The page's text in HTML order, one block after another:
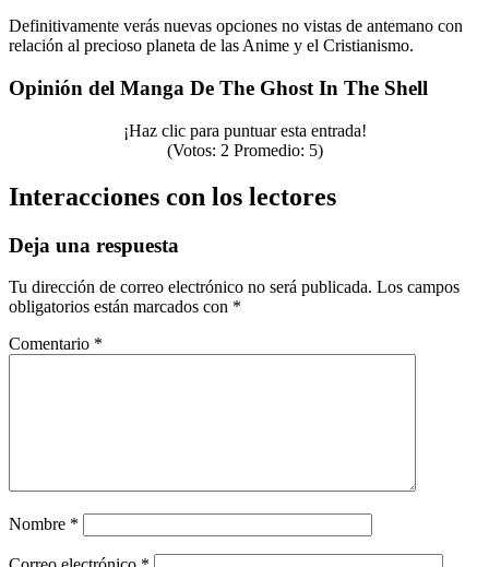
Definitivamente verás nuevas opciones no vistas de antemano con
relación al precioso planeta de las Anime y el Cristianismo.
Opinión del Manga De The Ghost In The Shell
¡Haz clic para puntuar esta entrada!
(Votos: 2 Promedio: 5)
Interacciones con los lectores
Deja una respuesta
Tu dirección de correo electrónico no será publicada. Los campos
obligatorios están marcados con *
Comentario *
Nombre *